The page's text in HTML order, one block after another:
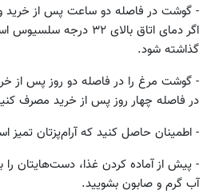
- گوشت در فاصله دو ساعت پس از
اگر دمای اتاق بالای ۳۲
گذاشته شود.
- گوشت مرغ را در فاصله دو روز پس از
در فاصله چهار روز پس از خرید مصرف
- اطمینان حاصل کنید که آرام‌پزتان تمیز
آب گرم و صابون بشویید.